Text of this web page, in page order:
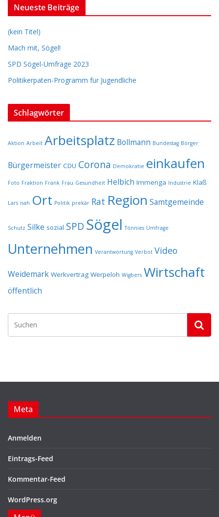
Neueste Beiträge
(kein Titel)
Mach mit, Sögel!
SPD Sögel-Umfrage 2023
Politikerpaten-Programm für Jugendliche
Schlagwörter
Aktion Arbeit Arbeitsplatz Bollmann Bundestag Börger
Bürgermeister CDU Corona Demokratie einkaufen
Foto Fraktion Frank Frau Gesundheit Helbich Immenga Industrie Klaß
Lars nah Ort Politik prekär Rat Region Samtgemeinde
Schutz Silke sozial SPD Sögel Tönnies Umfrage
Unternehmen Verantwortung Verbot Video
Weidemark Werkvertrag Werpeloh Wigbers Wirtschaft
öffentlich
Meta
Anmelden
Eintrags-Feed
Kommentar-Feed
WordPress.org